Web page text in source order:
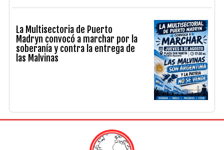
La Multisectoria de Puerto
Madryn convocó a marchar por la
soberanía y contra la entrega de
las Malvinas